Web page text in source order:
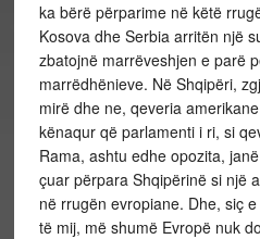
ka bërë përparime në këtë
Kosova dhe Serbia arritën një
zbatojnë marrëveshjen e parë
marrëdhënieve. Në Shqipëri,
mirë dhe ne, qeveria
kënaqur që parlamenti i ri, si
Rama, ashtu edhe opozita,
çuar përpara Shqipërinë si një
në rrugën evropiane. Dhe, siç
të mij, më shumë Evropë nuk